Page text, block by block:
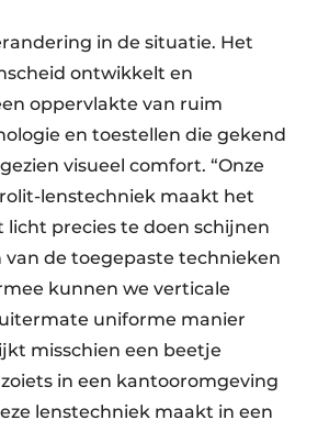
in de situatie. Het
ontwikkelt en
oppervlakte van ruim
en toestellen die gekend
visueel comfort. “Onze
lenstechniek maakt het
licht precies te doen schijnen
van de toegepaste technieken
kunnen we verticale
uniforme manier
misschien een beetje
in een kantooromgeving
lenstechniek maakt in een